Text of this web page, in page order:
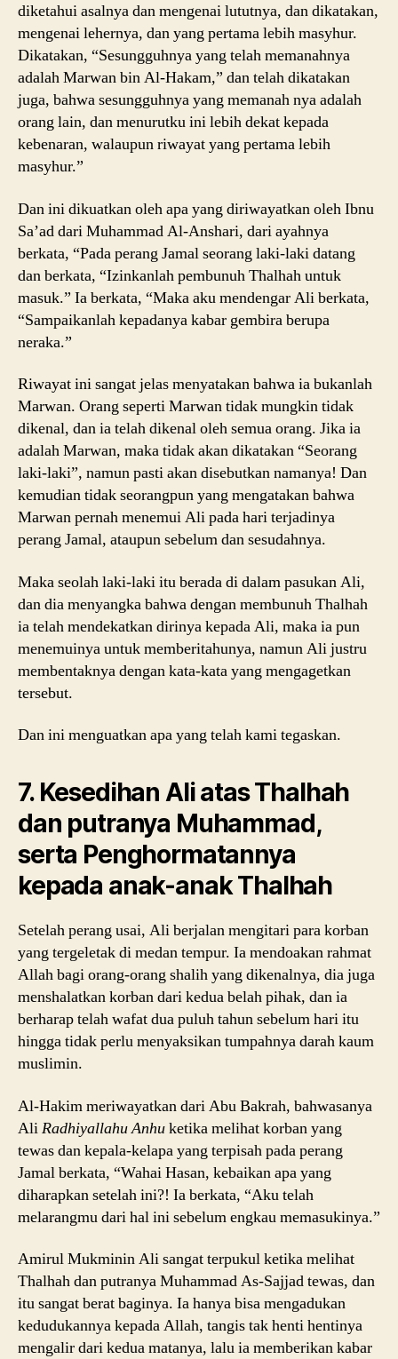
diketahui asalnya dan mengenai lututnya, dan dikatakan,
mengenai lehernya, dan yang pertama lebih masyhur.
Dikatakan, “Sesungguhnya yang telah memanahnya
adalah Marwan bin Al-Hakam,” dan telah dikatakan
juga, bahwa sesungguhnya yang memanah nya adalah
orang lain, dan menurutku ini lebih dekat kepada
kebenaran, walaupun riwayat yang pertama lebih
masyhur.”
Dan ini dikuatkan oleh apa yang diriwayatkan oleh Ibnu
Sa’ad dari Muhammad Al-Anshari, dari ayahnya
berkata, “Pada perang Jamal seorang laki-laki datang
dan berkata, “Izinkanlah pembunuh Thalhah untuk
masuk.” Ia berkata, “Maka aku mendengar Ali berkata,
“Sampaikanlah kepadanya kabar gembira berupa
neraka.”
Riwayat ini sangat jelas menyatakan bahwa ia bukanlah
Marwan. Orang seperti Marwan tidak mungkin tidak
dikenal, dan ia telah dikenal oleh semua orang. Jika ia
adalah Marwan, maka tidak akan dikatakan “Seorang
laki-laki”, namun pasti akan disebutkan namanya! Dan
kemudian tidak seorangpun yang mengatakan bahwa
Marwan pernah menemui Ali pada hari terjadinya
perang Jamal, ataupun sebelum dan sesudahnya.
Maka seolah laki-laki itu berada di dalam pasukan Ali,
dan dia menyangka bahwa dengan membunuh Thalhah
ia telah mendekatkan dirinya kepada Ali, maka ia pun
menemuinya untuk memberitahunya, namun Ali justru
membentaknya dengan kata-kata yang mengagetkan
tersebut.
Dan ini menguatkan apa yang telah kami tegaskan.
7. Kesedihan Ali atas Thalhah
dan putranya Muhammad,
serta Penghormatannya
kepada anak-anak Thalhah
Setelah perang usai, Ali berjalan mengitari para korban
yang tergeletak di medan tempur. Ia mendoakan rahmat
Allah bagi orang-orang shalih yang dikenalnya, dia juga
menshalatkan korban dari kedua belah pihak, dan ia
berharap telah wafat dua puluh tahun sebelum hari itu
hingga tidak perlu menyaksikan tumpahnya darah kaum
muslimin.
Al-Hakim meriwayatkan dari Abu Bakrah, bahwasanya
AliRadhiyallahu Anhuketika melihat korban yang
tewas dan kepala-kelapa yang terpisah pada perang
Jamal berkata, “Wahai Hasan, kebaikan apa yang
diharapkan setelah ini?! Ia berkata, “Aku telah
melarangmu dari hal ini sebelum engkau memasukinya.”
Amirul Mukminin Ali sangat terpukul ketika melihat
Thalhah dan putranya Muhammad As-Sajjad tewas, dan
itu sangat berat baginya. Ia hanya bisa mengadukan
kedudukannya kepada Allah, tangis tak henti hentinya
mengalir dari kedua matanya, lalu ia memberikan kabar